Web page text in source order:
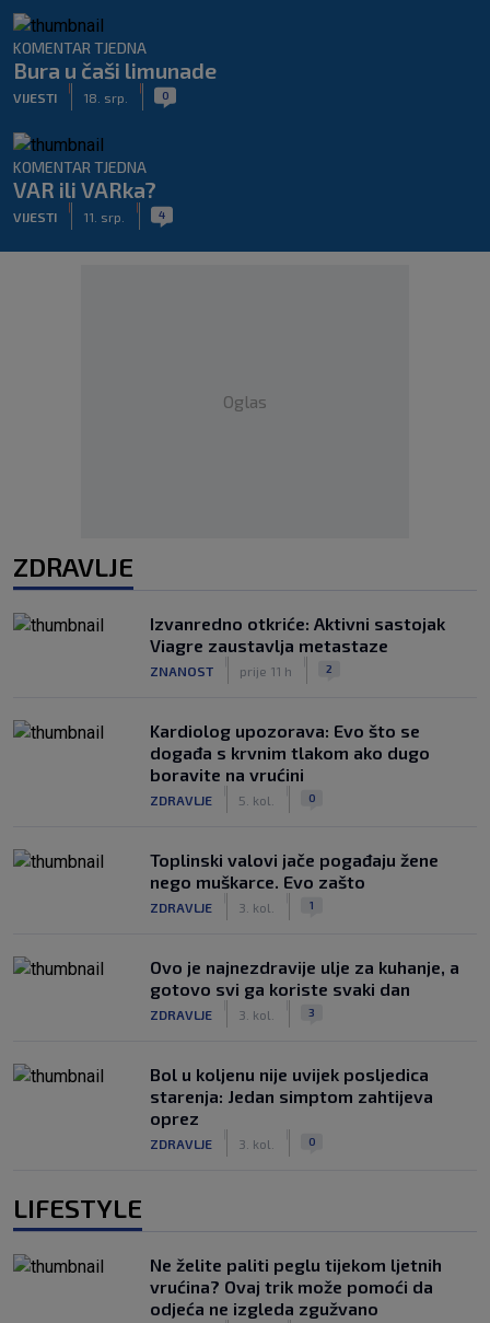
KOMENTAR TJEDNA
Bura u čaši limunade
VIJESTI 18. srp. 0
KOMENTAR TJEDNA
VAR ili VARka?
VIJESTI 11. srp. 4
Oglas
ZDRAVLJE
Izvanredno otkriće: Aktivni sastojak
Viagre zaustavlja metastaze
ZNANOST prije 11 h 2
Kardiolog upozorava: Evo što se
događa s krvnim tlakom ako dugo
boravite na vrućini
ZDRAVLJE 5. kol. 0
Toplinski valovi jače pogađaju žene
nego muškarce. Evo zašto
ZDRAVLJE 3. kol. 1
Ovo je najnezdravije ulje za kuhanje, a
gotovo svi ga koriste svaki dan
ZDRAVLJE 3. kol. 3
Bol u koljenu nije uvijek posljedica
starenja: Jedan simptom zahtijeva
oprez
ZDRAVLJE 3. kol. 0
LIFESTYLE
Ne želite paliti peglu tijekom ljetnih
vrućina? Ovaj trik može pomoći da
odjeća ne izgleda zgužvano